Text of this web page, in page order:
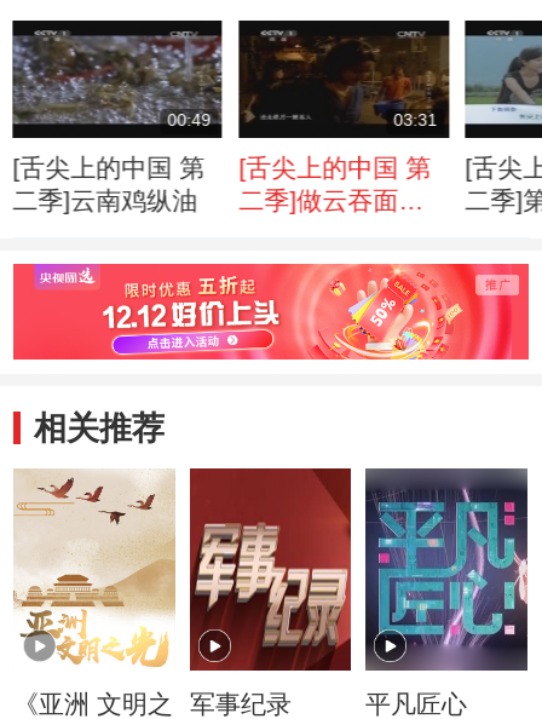
00:49
[舌尖上的中国 第
二季]云南鸡纵油
03:31
[舌尖上的中国 第
二季]做云吞面的
[舌尖
二季]
相关推荐
《亚洲 文明之
军事纪录 平凡匠心